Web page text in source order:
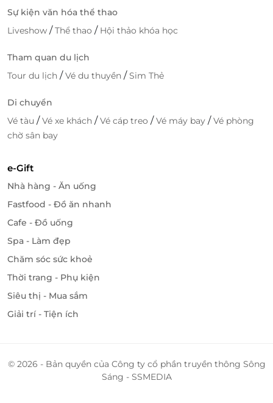
Sự kiện văn hóa thể thao
Liveshow /Thể thao / Hội thảo khóa học
Tham quan du lịch
Tour du lịch /Vé du thuyền /Sim Thẻ
Di chuyển
Vé tàu /Vé xe khách /Vé cáp treo /Vé máy bay /Vé phòng
chờ sân bay
e-Gift
Nhà hàng - Ăn uống
Fastfood - Đồ ăn nhanh
Cafe - Đồ uống
Spa - Làm đẹp
Chăm sóc sức khoẻ
Thời trang - Phụ kiện
Siêu thị - Mua sắm
Giải trí - Tiện ích
© 2026 - Bản quyền của Công ty cổ phần truyền thông Sông
Sáng - SSMEDIA